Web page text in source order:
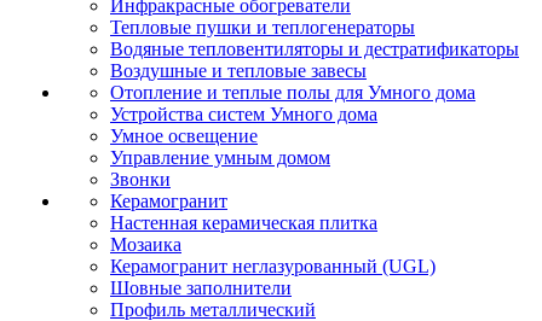
Инфракрасные обогреватели
Тепловые пушки и теплогенераторы
Водяные тепловентиляторы и дестратификаторы
Воздушные и тепловые завесы
Отопление и теплые полы для Умного дома
Устройства систем Умного дома
Умное освещение
Управление умным домом
Звонки
Керамогранит
Настенная керамическая плитка
Мозаика
Керамогранит неглазурованный (UGL)
Шовные заполнители
Профиль металлический